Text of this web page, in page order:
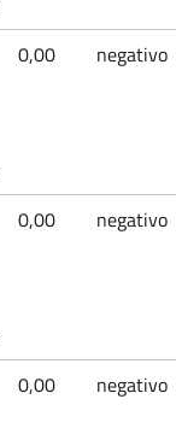
0,00 negativo
0,00 negativo
0,00 negativo